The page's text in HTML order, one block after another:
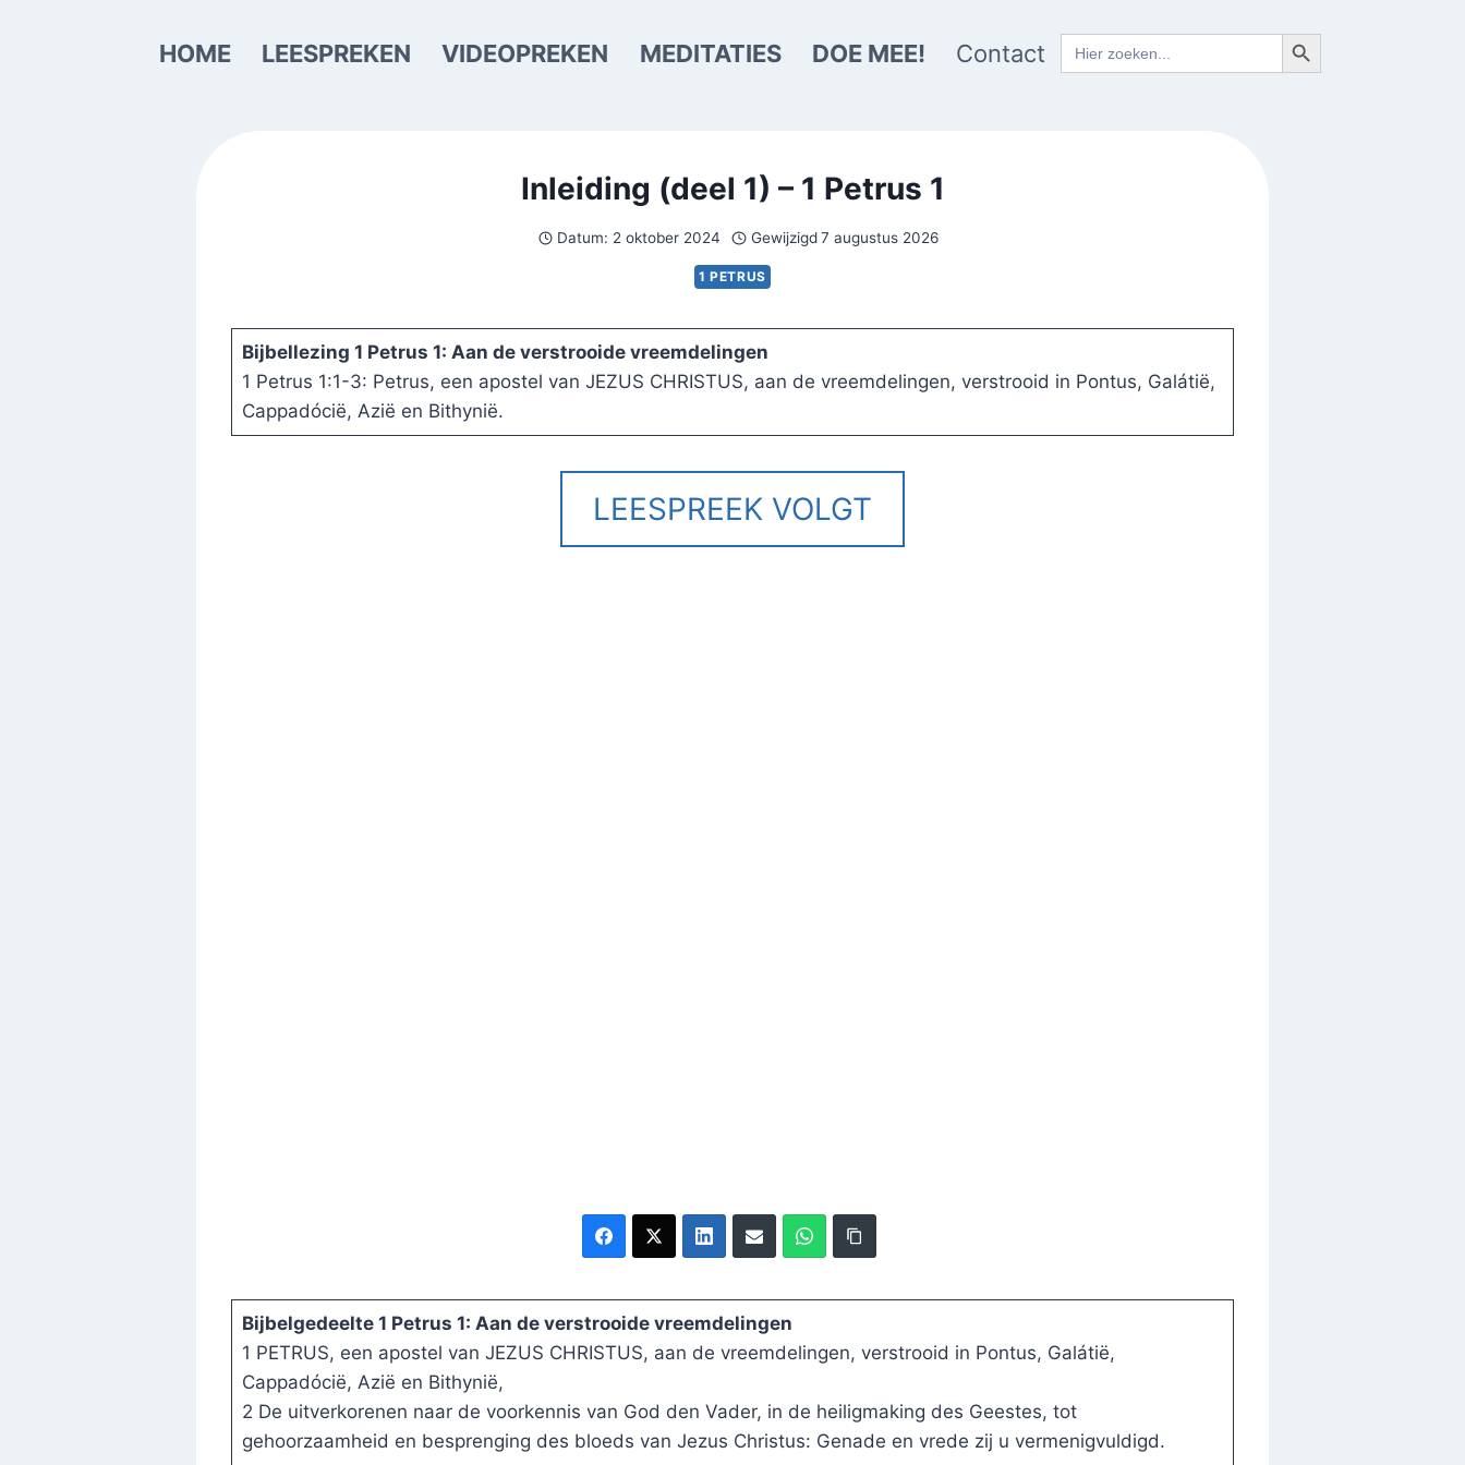
HOME LEESPREKEN VIDEOPREKEN MEDITATIES DOE MEE! Contact
Zoek
naar:
Zoekknop
Inleiding (deel 1) – 1 Petrus 1
Datum: 2 oktober 2024 Gewijzigd 7 augustus 2026
1 PETRUS
Bijbellezing 1 Petrus 1: Aan de verstrooide vreemdelingen
1 Petrus 1:1-3: Petrus, een apostel van JEZUS CHRISTUS, aan de vreemdelingen, verstrooid in Pontus, Galátië,
Cappadócië, Azië en Bithynië.
LEESPREEK VOLGT
Bijbelgedeelte 1 Petrus 1: Aan de verstrooide vreemdelingen
1 PETRUS, een apostel van JEZUS CHRISTUS, aan de vreemdelingen, verstrooid in Pontus, Galátië,
Cappadócië, Azië en Bithynië,
2 De uitverkorenen naar de voorkennis van God den Vader, in de heiligmaking des Geestes, tot
gehoorzaamheid en besprenging des bloeds van Jezus Christus: Genade en vrede zij u vermenigvuldigd.